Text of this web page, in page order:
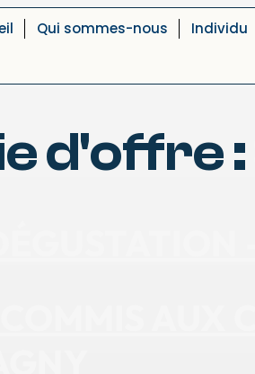
Qui sommes-nous Individu
d'offre :